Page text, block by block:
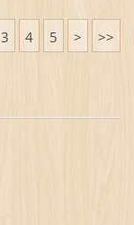
3 4 5 > >>